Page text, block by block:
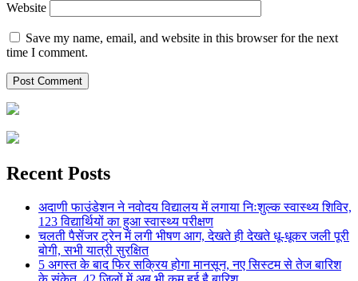
Website
Save my name, email, and website in this browser for the next
time I comment.
Recent Posts
अदाणी फाउंडेशन ने नवोदय विद्यालय में लगाया निःशुल्क स्वास्थ्य शिविर,
123 विद्यार्थियों का हुआ स्वास्थ्य परीक्षण
चलती पैसेंजर ट्रेन में लगी भीषण आग, देखते ही देखते धू-धूकर जली पूरी
बोगी, सभी यात्री सुरक्षित
5 अगस्त के बाद फिर सक्रिय होगा मानसून, नए सिस्टम से तेज बारिश